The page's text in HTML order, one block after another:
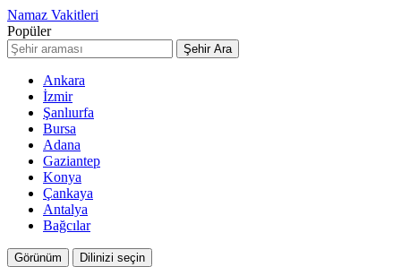
Namaz Vakitleri
Popüler
Şehir Ara
Ankara
İzmir
Şanlıurfa
Bursa
Adana
Gaziantep
Konya
Çankaya
Antalya
Bağcılar
Görünüm Dilinizi seçin